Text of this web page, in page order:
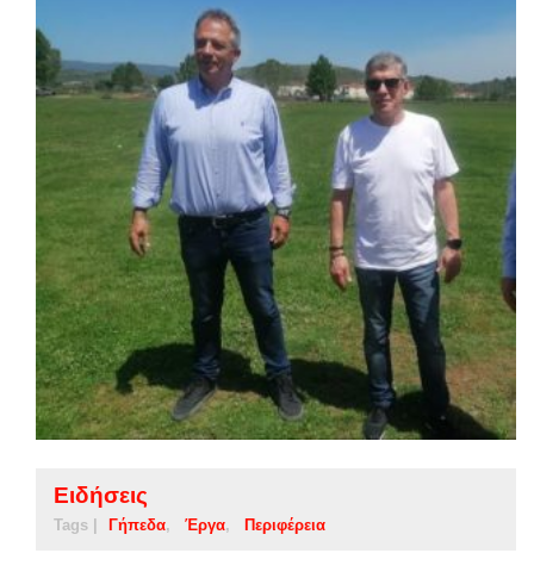
Ειδήσεις
Tags | Γήπεδα Έργα Περιφέρεια